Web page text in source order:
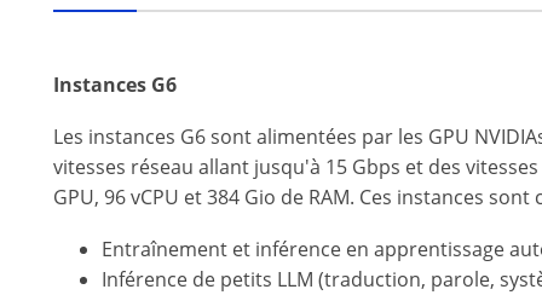
Instances G6
Les instances G6 sont alimentées par les GPU
vitesses réseau allant jusqu'à 15 Gbps et des
GPU, 96 vCPU et 384 Gio de RAM. Ces instances
Entraînement et inférence en apprentissage
Inférence de petits LLM (traduction, parole,